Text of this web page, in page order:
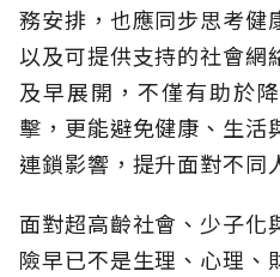
務安排，也應同步思考健
以及可提供支持的社會網
及早展開，不僅有助於
擊，更能避免健康、生活
連鎖影響，提升面對不同
面對超高齡社會、少子化
險早已不是生理、心理、